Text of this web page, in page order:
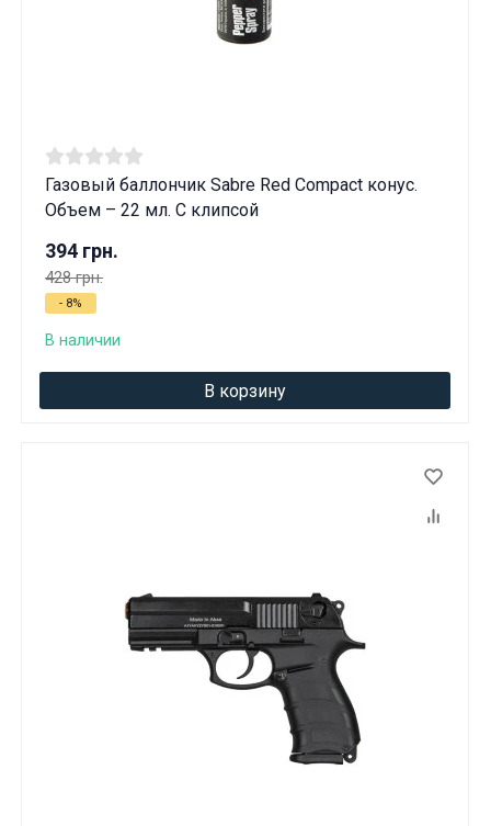
Газовый баллончик Sabre Red Compact конус.
Объем – 22 мл. С клипсой
394 грн.
428 грн.
- 8%
В наличии
В корзину